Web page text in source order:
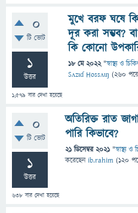
0
টি ভোট
1
উত্তর
1,579 বার দেখা হয়েছে
মুখে বরফ ঘষে কি
দূর করা সম্ভব?
কি কোনো
18 মে 2022 "স্বাস্থ্য ও
Sʌzɩɗ Hossʌɩŋ (260
0
টি ভোট
1
উত্তর
638 বার দেখা হয়েছে
অতিরিক্ত রাত
পারি কিভাবে?
21 ডিসেম্বর 2021 "স্বাস্থ্য ও
করেছেনib.rahim (120